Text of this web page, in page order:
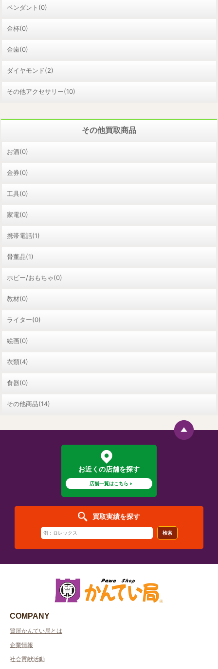
ペンダント(0)
金杯(0)
金歯(0)
ダイヤモンド(2)
その他アクセサリー(10)
その他買取商品
お酒(0)
金券(0)
工具(0)
家電(0)
携帯電話(1)
骨董品(1)
ホビー/おもちゃ(0)
教材(0)
ライター(0)
絵画(0)
衣類(4)
食器(0)
その他商品(14)
お近くの店舗を探す
店舗一覧はこちら
買取実績を探す
検索
COMPANY
質屋かんてい局とは
企業情報
社会貢献活動